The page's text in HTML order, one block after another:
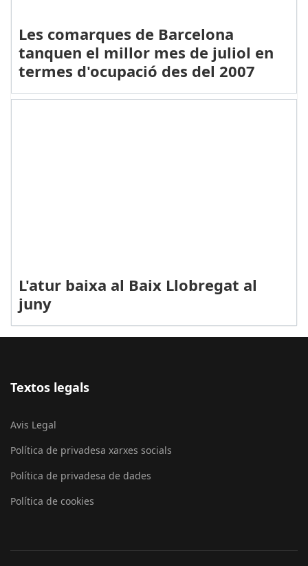
Les comarques de Barcelona
tanquen el millor mes de juliol en
termes d'ocupació des del 2007
L'atur baixa al Baix Llobregat al
juny
Textos legals
Avis Legal
Política de privadesa xarxes socials
Política de privadesa de dades
Política de cookies